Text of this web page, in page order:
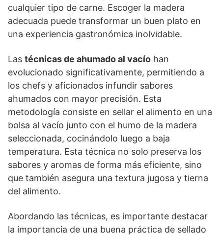
cualquier tipo de carne. Escoger la madera
adecuada puede transformar un buen plato en
una experiencia gastronómica inolvidable.
Las técnicas de ahumado al vacío han
evolucionado significativamente, permitiendo a
los chefs y aficionados infundir sabores
ahumados con mayor precisión. Esta
metodología consiste en sellar el alimento en una
bolsa al vacío junto con el humo de la madera
seleccionada, cocinándolo luego a baja
temperatura. Esta técnica no solo preserva los
sabores y aromas de forma más eficiente, sino
que también asegura una textura jugosa y tierna
del alimento.
Abordando las técnicas, es importante destacar
la importancia de una buena práctica de sellado